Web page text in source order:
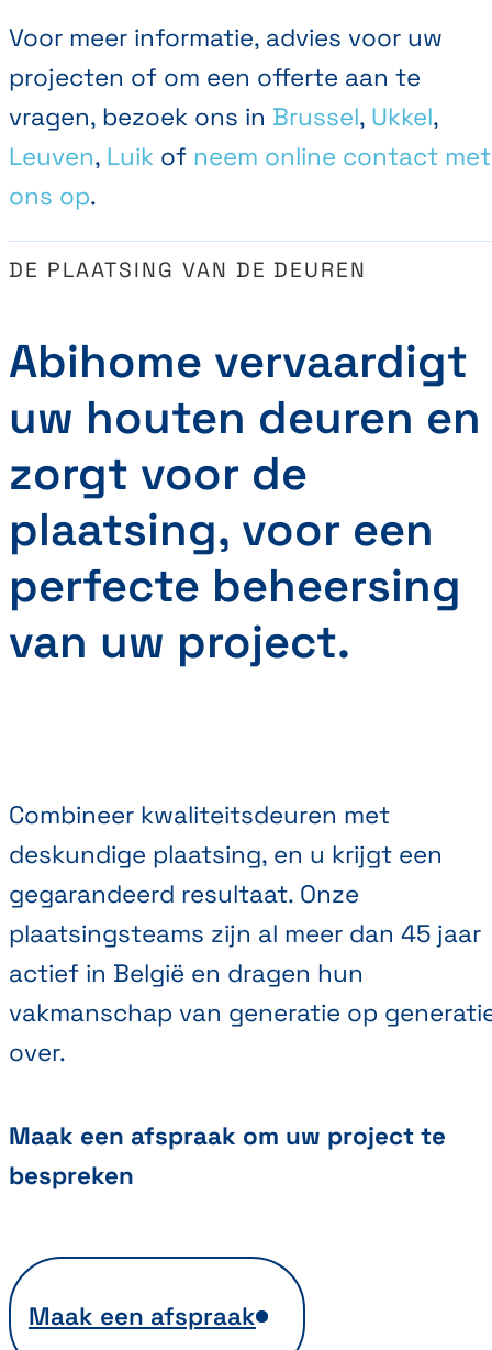
Voor meer informatie, advies voor uw
projecten of om een offerte aan te
vragen, bezoek ons in Brussel, Ukkel,
Leuven, Luik of neem online contact met
ons op.
DE PLAATSING VAN DE DEUREN
Abihome vervaardigt
uw houten deuren en
zorgt voor de
plaatsing, voor een
perfecte beheersing
van uw project.
Combineer kwaliteitsdeuren met
deskundige plaatsing, en u krijgt een
gegarandeerd resultaat. Onze
plaatsingsteams zijn al meer dan 45 jaar
actief in België en dragen hun
vakmanschap van generatie op
over.
Maak een afspraak om uw project te
bespreken
Maak een afspraak